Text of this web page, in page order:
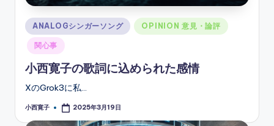
Posted
in
ANALOGシンガーソング OPINION 意見・論評
関心事
小西寛子の歌詞に込められた感情
XのGrok3に私…
Posted
小西寛子 2025年3月19日